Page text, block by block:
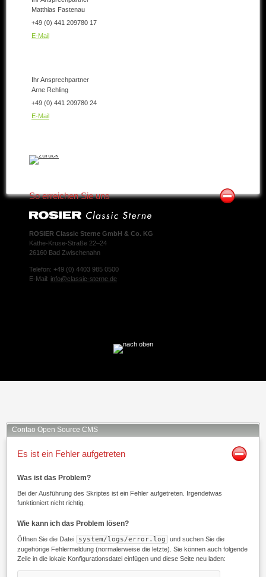
Matthias Fastenau
+49 (0) 441 209780 17
E-Mail
Ihr Ansprechpartner
Arne Rehling
+49 (0) 441 209780 24
E-Mail
So erreichen Sie uns
ROSIER Classic Sterne GmbH & Co. KG
Käthe-Kruse-Straße 22–24
26160 Bad Zwischenahn
Telefon: +49 (0) 4403 985 0500
E-Mail: info@classic-sterne.de
Contao Open Source CMS
Es ist ein Fehler aufgetreten
Was ist das Problem?
Bei der Ausführung des Skriptes ist ein Fehler aufgetreten. Irgendetwas
funktioniert nicht richtig.
Wie kann ich das Problem lösen?
Öffnen Sie die Datei system/logs/error.log
und suchen Sie die
zugehörige Fehlermeldung (normalerweise die letzte). Sie können auch folgende
Zeile in die lokale Konfigurationsdatei einfügen und diese Seite neu laden: